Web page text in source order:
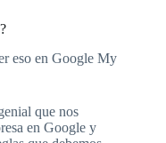
eso en Google My
que nos
en Google y